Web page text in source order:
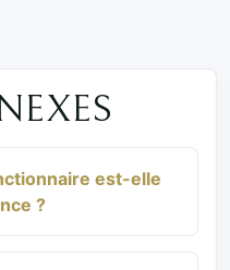
est-elle
?